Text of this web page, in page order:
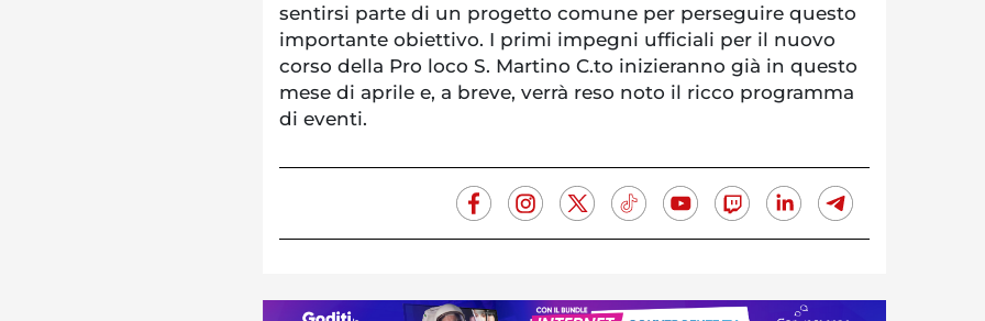
sentirsi parte di un progetto comune per perseguire questo
importante obiettivo. I primi impegni ufficiali per il nuovo
corso della Pro loco S. Martino C.to inizieranno già in questo
mese di aprile e, a breve, verrà reso noto il ricco programma
di eventi.